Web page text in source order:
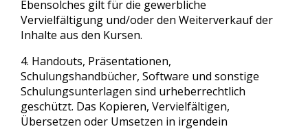
Ebensolches gilt für die gewerbliche
Vervielfältigung und/oder den Weiterverkauf der
Inhalte aus den Kursen.
4. Handouts, Präsentationen,
Schulungshandbücher, Software und sonstige
Schulungsunterlagen sind urheberrechtlich
geschützt. Das Kopieren, Vervielfältigen,
Übersetzen oder Umsetzen in irgendein